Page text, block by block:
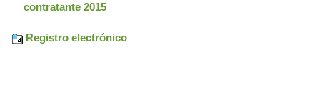
contratante 2015
Registro electrónico